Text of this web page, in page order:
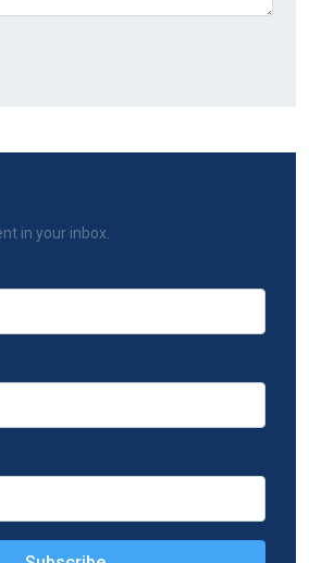
in your inbox.